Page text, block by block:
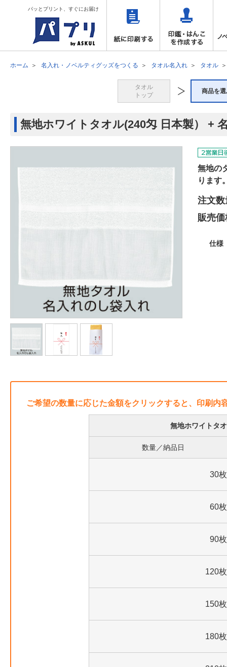
パッとプリント、すぐにお届け
ホーム 名入れ・ノベルティグッズをつくる タオル名入れ タオル
タオル
トップ
商品を
無地ホワイトタオル(240匁 日本製） +
無地の
ります
注文数
販売価
仕様
ご希望の数量に応じた金額をクリックすると、印刷内
無地ホワイトタ
数量／納品日
30枚
60枚
90枚
120枚
150枚
180枚